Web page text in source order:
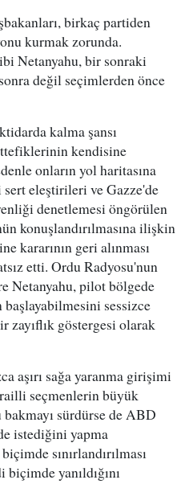
birkaç partiden
kurmak zorunda.
Netanyahu, bir sonraki
değil seçimlerden önce
kalma şansı
kendisine
onların yol haritasına
eleştirileri ve Gazze'de
denetlemesi öngörülen
konuşlandırılmasına ilişkin
kararının geri alınması
etti. Ordu Radyosu'nun
Netanyahu, pilot bölgede
başlayabilmesini sessizce
zayıflık göstergesi olarak
aşırı sağa yaranma girişimi
seçmenlerin büyük
sürdürse de ABD
istediğini yapma
sınırlandırılması
yanıldığını